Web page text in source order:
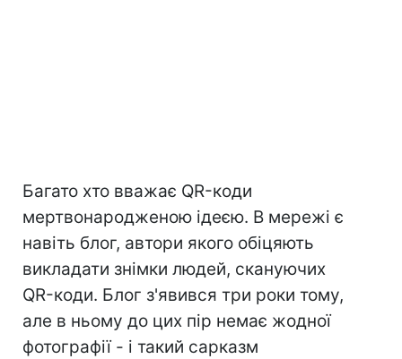
Багато хто вважає QR-коди
мертвонародженою ідеєю. В мережі є
навіть блог, автори якого обіцяють
викладати знімки людей, скануючих
QR-коди. Блог з'явився три роки тому,
але в ньому до цих пір немає жодної
фотографії - і такий сарказм